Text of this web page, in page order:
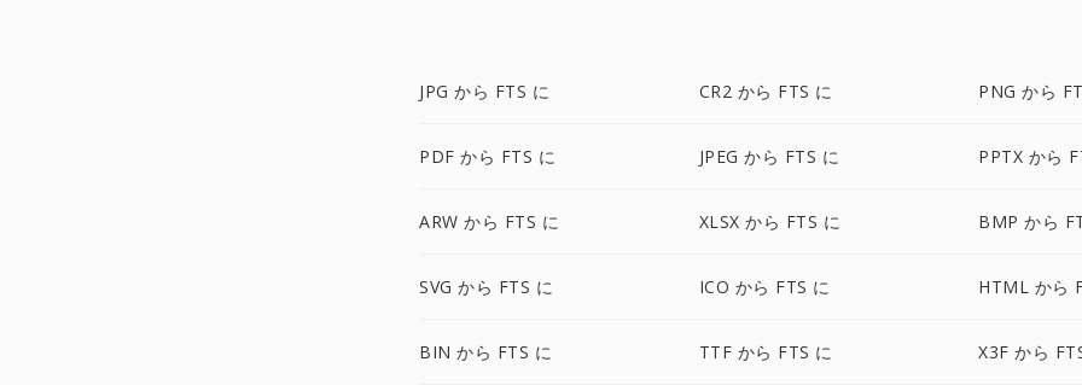
JPG から FTS に CR2 から FTS に PNG から
PDF から FTS に JPEG から FTS に PPTX から
ARW から FTS に XLSX から FTS に BMP から
SVG から FTS に ICO から FTS に HTML から
BIN から FTS に TTF から FTS に X3F から